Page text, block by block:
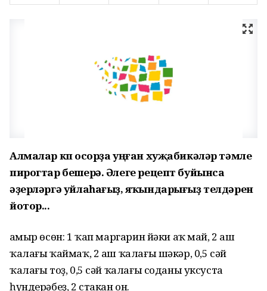
Алмалар күп осорҙа уңған хуҗабикәләр тәмле
пирогтар бешерә. Әлеге рецепт буйынса
әҙерләргә уйлаһағыҙ, яҡындарығыҙ телдәрен
йотор...
Ҡамыр өсөн: 1 ҡап маргарин йәки аҡ май, 2 аш
ҡалағы ҡаймаҡ, 2 аш ҡалағы шәкәр, 0,5 сәй
ҡалағы тоҙ, 0,5 сәй ҡалағы соданы уксуста
һүндерәбеҙ, 2 стакан он.